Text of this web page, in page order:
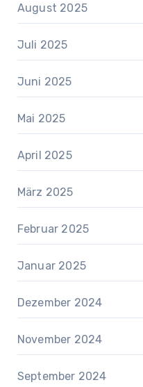
August 2025
Juli 2025
Juni 2025
Mai 2025
April 2025
März 2025
Februar 2025
Januar 2025
Dezember 2024
November 2024
September 2024